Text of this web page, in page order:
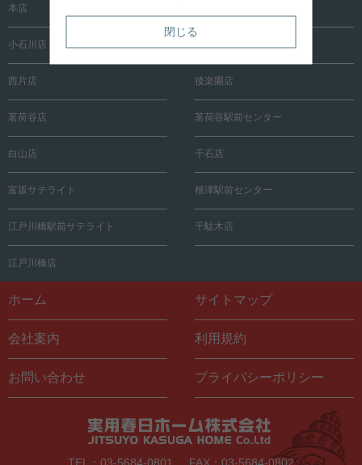
本店
小石川店
西片店 後楽園店
茗荷谷店 茗荷谷駅前センター
白山店 千石店
富坂サテライト 根津駅前センター
江戸川橋駅前サテライト 千駄木店
江戸川橋店
ホーム サイトマップ
会社案内 利用規約
お問い合わせ プライバシーポリシー
閉じる